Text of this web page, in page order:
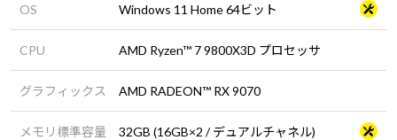
OS Windows 11 Home 64ビット
CPU AMD Ryzen™ 7 9800X3D プロセッサ
グラフィックス AMD RADEON™ RX 9070
メモリ標準容量 32GB (16GB×2 / デュアルチャネル)